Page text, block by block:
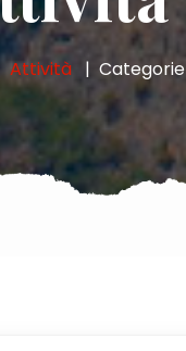
Attività Categorie